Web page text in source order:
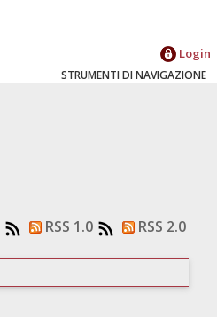
Login
STRUMENTI DI NAVIGAZIONE
RSS 1.0 RSS 2.0